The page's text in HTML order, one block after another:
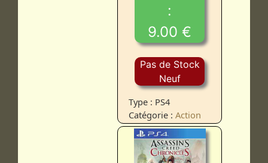
:
9.00 €
Pas de Stock
Neuf
Type : PS4
Catégorie :Action